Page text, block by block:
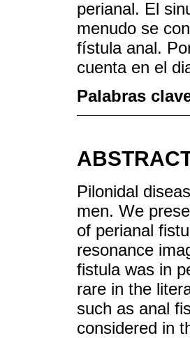
perianal. El
menudo se
fístula anal.
cuenta en el
Palabras
Pilonidal
men. We
of perianal
resonance
fistula was in
rare in the
such as anal
considered in